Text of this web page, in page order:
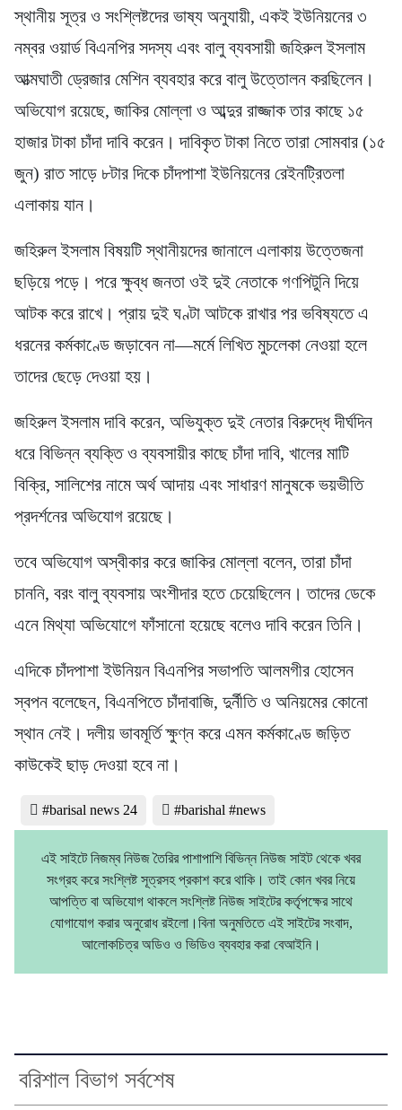
স্থানীয় সূত্র ও সংশ্লিষ্টদের ভাষ্য অনুযায়ী, একই ইউনিয়নের ৩
নম্বর ওয়ার্ড বিএনপির সদস্য এবং বালু ব্যবসায়ী জহিরুল ইসলাম
আত্মঘাতী ড্রেজার মেশিন ব্যবহার করে বালু উত্তোলন করছিলেন।
অভিযোগ রয়েছে, জাকির মোল্লা ও আব্দুর রাজ্জাক তার কাছে ১৫
হাজার টাকা চাঁদা দাবি করেন। দাবিকৃত টাকা নিতে তারা সোমবার (১৫
জুন) রাত সাড়ে ৮টার দিকে চাঁদপাশা ইউনিয়নের রেইনট্রিতলা
এলাকায় যান।
জহিরুল ইসলাম বিষয়টি স্থানীয়দের জানালে এলাকায় উত্তেজনা
ছড়িয়ে পড়ে। পরে ক্ষুব্ধ জনতা ওই দুই নেতাকে গণপিটুনি দিয়ে
আটক করে রাখে। প্রায় দুই ঘণ্টা আটকে রাখার পর ভবিষ্যতে এ
ধরনের কর্মকাণ্ডে জড়াবেন না—মর্মে লিখিত মুচলেকা নেওয়া হলে
তাদের ছেড়ে দেওয়া হয়।
জহিরুল ইসলাম দাবি করেন, অভিযুক্ত দুই নেতার বিরুদ্ধে দীর্ঘদিন
ধরে বিভিন্ন ব্যক্তি ও ব্যবসায়ীর কাছে চাঁদা দাবি, খালের মাটি
বিক্রি, সালিশের নামে অর্থ আদায় এবং সাধারণ মানুষকে ভয়ভীতি
প্রদর্শনের অভিযোগ রয়েছে।
তবে অভিযোগ অস্বীকার করে জাকির মোল্লা বলেন, তারা চাঁদা
চাননি, বরং বালু ব্যবসায় অংশীদার হতে চেয়েছিলেন। তাদের ডেকে
এনে মিথ্যা অভিযোগে ফাঁসানো হয়েছে বলেও দাবি করেন তিনি।
এদিকে চাঁদপাশা ইউনিয়ন বিএনপির সভাপতি আলমগীর হোসেন
স্বপন বলেছেন, বিএনপিতে চাঁদাবাজি, দুর্নীতি ও অনিয়মের কোনো
স্থান নেই। দলীয় ভাবমূর্তি ক্ষুণ্ন করে এমন কর্মকাণ্ডে জড়িত
কাউকেই ছাড় দেওয়া হবে না।
#barisal news 24 #barishal #news
এই সাইটে নিজম্ব নিউজ তৈরির পাশাপাশি বিভিন্ন নিউজ সাইট থেকে খবর
সংগ্রহ করে সংশ্লিষ্ট সূত্রসহ প্রকাশ করে থাকি। তাই কোন খবর নিয়ে
আপত্তি বা অভিযোগ থাকলে সংশ্লিষ্ট নিউজ সাইটের কর্তৃপক্ষের সাথে
যোগাযোগ করার অনুরোধ রইলো।বিনা অনুমতিতে এই সাইটের সংবাদ,
আলোকচিত্র অডিও ও ভিডিও ব্যবহার করা বেআইনি।
বরিশাল বিভাগ সর্বশেষ